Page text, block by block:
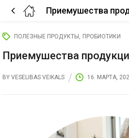
ПОЛЕЗНЫЕ ПРОДУКТЫ ПРОБИОТИКИ
Приемушества
BY VESELIBAS VEIKALS 16. МАРТА,